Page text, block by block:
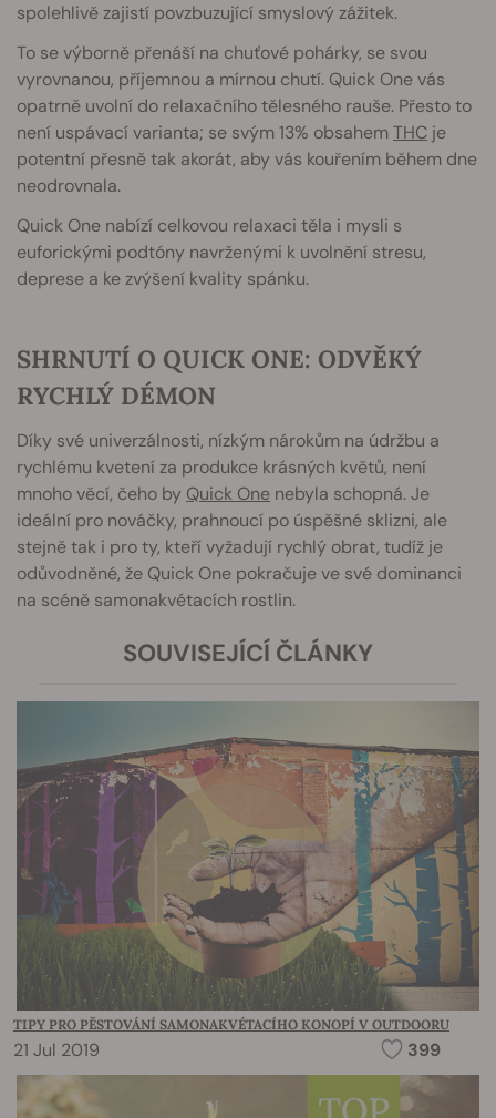
spolehlivě zajistí povzbuzující smyslový zážitek.
To se výborně přenáší na chuťové pohárky, se svou
vyrovnanou, příjemnou a mírnou chutí. Quick One vás
opatrně uvolní do relaxačního tělesného rauše. Přesto to
není uspávací varianta; se svým 13% obsahemTHC je
potentní přesně tak akorát, aby vás kouřením během dne
neodrovnala.
Quick One nabízí celkovou relaxaci těla i mysli s
euforickými podtóny navrženými k uvolnění stresu,
deprese a ke zvýšení kvality spánku.
SHRNUTÍ O QUICK ONE: ODVĚKÝ
RYCHLÝ DÉMON
Díky své univerzálnosti, nízkým nárokům na údržbu a
rychlému kvetení za produkce krásných květů, není
mnoho věcí, čeho by Quick One nebyla schopná. Je
ideální pro nováčky, prahnoucí po úspěšné sklizni, ale
stejně tak i pro ty, kteří vyžadují rychlý obrat, tudíž je
odůvodněné, že Quick One pokračuje ve své dominanci
na scéně samonakvétacích rostlin.
SOUVISEJÍCÍ ČLÁNKY
TIPY PRO PĚSTOVÁNÍ SAMONAKVÉTACÍHO KONOPÍ V OUTDOORU
21 Jul 2019 399